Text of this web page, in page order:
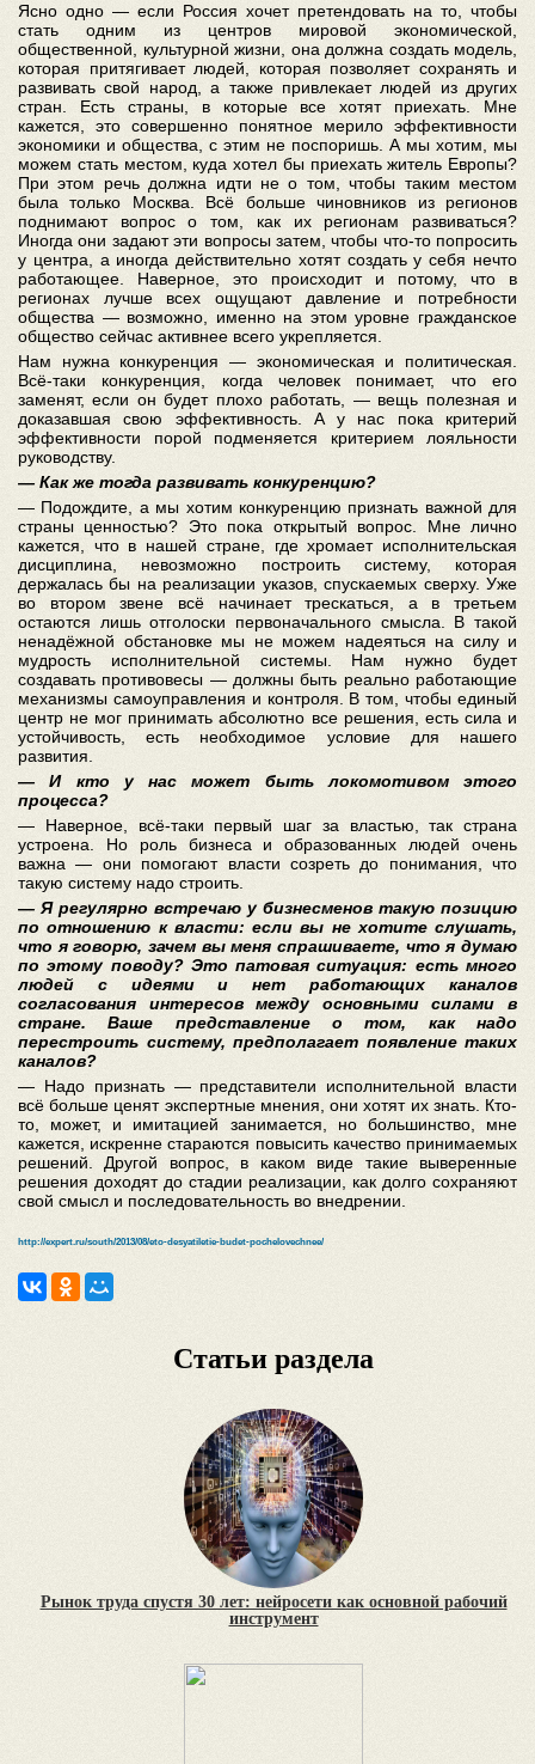
Ясно одно — если Россия хочет претендовать на то, чтобы
стать одним из центров мировой экономической,
общественной, культурной жизни, она должна создать модель,
которая притягивает людей, которая позволяет сохранять и
развивать свой народ, а также привлекает людей из других
стран. Есть страны, в которые все хотят приехать. Мне
кажется, это совершенно понятное мерило эффективности
экономики и общества, с этим не поспоришь. А мы хотим, мы
можем стать местом, куда хотел бы приехать житель Европы?
При этом речь должна идти не о том, чтобы таким местом
была только Москва. Всё больше чиновников из регионов
поднимают вопрос о том, как их регионам развиваться?
Иногда они задают эти вопросы затем, чтобы что-то попросить
у центра, а иногда действительно хотят создать у себя нечто
работающее. Наверное, это происходит и потому, что в
регионах лучше всех ощущают давление и потребности
общества — возможно, именно на этом уровне гражданское
общество сейчас активнее всего укрепляется.
Нам нужна конкуренция — экономическая и политическая.
Всё-таки конкуренция, когда человек понимает, что его
заменят, если он будет плохо работать, — вещь полезная и
доказавшая свою эффективность. А у нас пока критерий
эффективности порой подменяется критерием лояльности
руководству.
— Как же тогда развивать конкуренцию?
— Подождите, а мы хотим конкуренцию признать важной для
страны ценностью? Это пока открытый вопрос. Мне лично
кажется, что в нашей стране, где хромает исполнительская
дисциплина, невозможно построить систему, которая
держалась бы на реализации указов, спускаемых сверху. Уже
во втором звене всё начинает трескаться, а в третьем
остаются лишь отголоски первоначального смысла. В такой
ненадёжной обстановке мы не можем надеяться на силу и
мудрость исполнительной системы. Нам нужно будет
создавать противовесы — должны быть реально работающие
механизмы самоуправления и контроля. В том, чтобы единый
центр не мог принимать абсолютно все решения, есть сила и
устойчивость, есть необходимое условие для нашего
развития.
— И кто у нас может быть локомотивом этого
процесса?
— Наверное, всё-таки первый шаг за властью, так страна
устроена. Но роль бизнеса и образованных людей очень
важна — они помогают власти созреть до понимания, что
такую систему надо строить.
— Я регулярно встречаю у бизнесменов такую позицию
по отношению к власти: если вы не хотите слушать,
что я говорю, зачем вы меня спрашиваете, что я думаю
по этому поводу? Это патовая ситуация: есть много
людей с идеями и нет работающих каналов
согласования интересов между основными силами в
стране. Ваше представление о том, как надо
перестроить систему, предполагает появление таких
каналов?
— Надо признать — представители исполнительной власти
всё больше ценят экспертные мнения, они хотят их знать. Кто-
то, может, и имитацией занимается, но большинство, мне
кажется, искренне стараются повысить качество принимаeмых
решений. Другой вопрос, в каком виде такие выверенные
решения доходят до стадии реализации, как долго сохраняют
свой смысл и последовательность во внедрении.
http://expert.ru/south/2013/08/eto-desyatiletie-budet-pochelovechnee/
Статьи раздела
Рынок труда спустя 30 лет: нейросети как основной рабочий
инструмент